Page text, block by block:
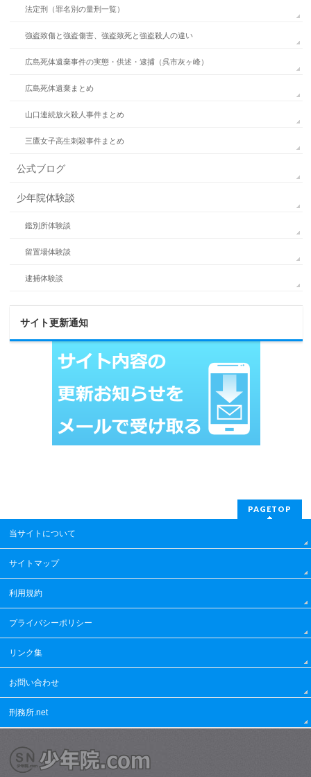
法定刑（罪名別の量刑一覧）
強盗致傷と強盗傷害、強盗致死と強盗殺人の違い
広島死体遺棄事件の実態・供述・逮捕（呉市灰ヶ峰）
広島死体遺棄まとめ
山口連続放火殺人事件まとめ
三鷹女子高生刺殺事件まとめ
公式ブログ
少年院体験談
鑑別所体験談
留置場体験談
逮捕体験談
サイト更新通知
PAGETOP
当サイトについて
サイトマップ
利用規約
プライバシーポリシー
リンク集
お問い合わせ
刑務所.net